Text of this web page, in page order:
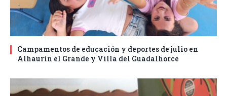
Campamentos de educación y deportes de julio en
Alhaurín el Grande y Villa del Guadalhorce